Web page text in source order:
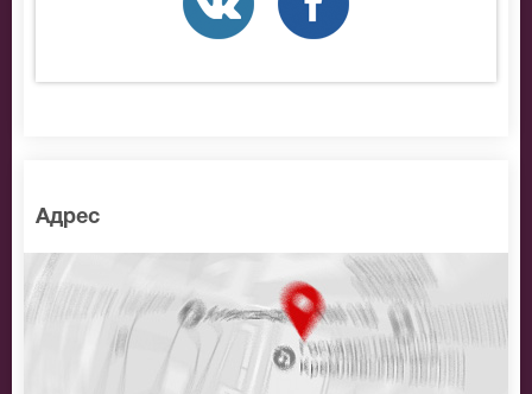
Новгород, позвоните нам в call-центр и мы
доступной цене.
Адрес